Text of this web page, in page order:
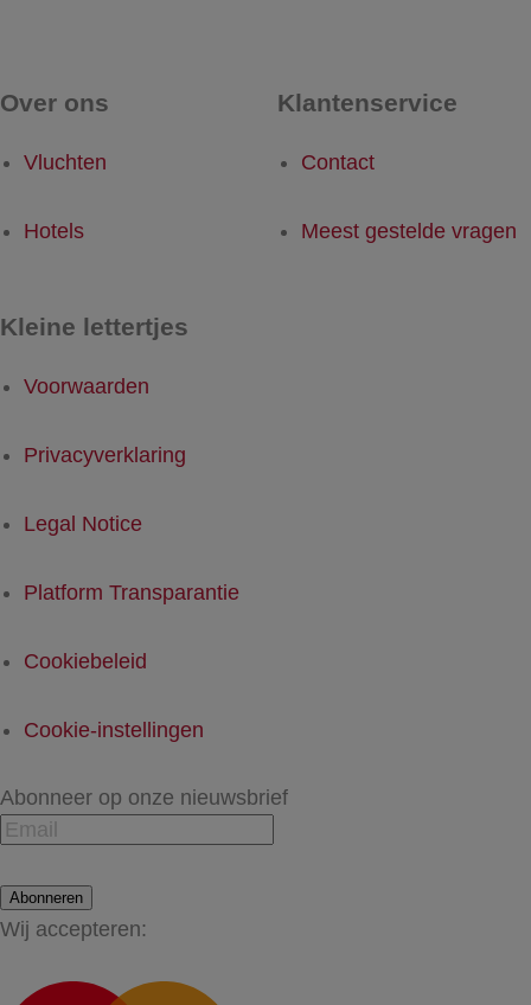
Over ons
Vluchten
Hotels
Klantenservice
Contact
Meest gestelde vragen
Kleine lettertjes
Voorwaarden
Privacyverklaring
Legal Notice
Platform Transparantie
Cookiebeleid
Cookie-instellingen
Abonneer op onze nieuwsbrief
Abonneren
Wij accepteren: